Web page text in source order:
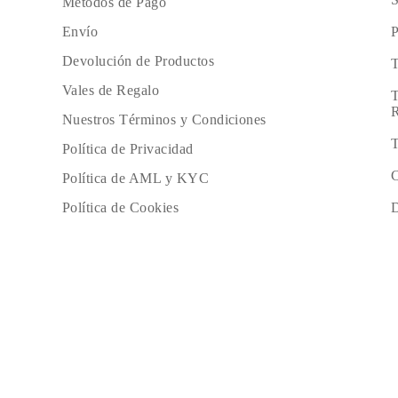
Envío
Devolución de Productos
Vales de Regalo
Nuestros Términos y Condiciones
Política de Privacidad
Política de AML y KYC
Política de Cookies